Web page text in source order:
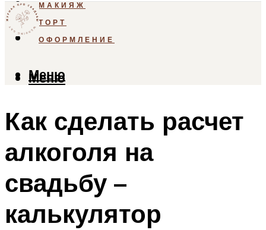
МАКИЯЖ
ТОРТ
ОФОРМЛЕНИЕ
Меню
Меню
Как сделать расчет
алкоголя на
свадьбу –
калькулятор